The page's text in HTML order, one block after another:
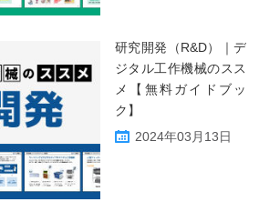
研究開発（R&D）｜デ
ジタル工作機械のスス
メ【無料ガイドブッ
ク】
2024年03月13日